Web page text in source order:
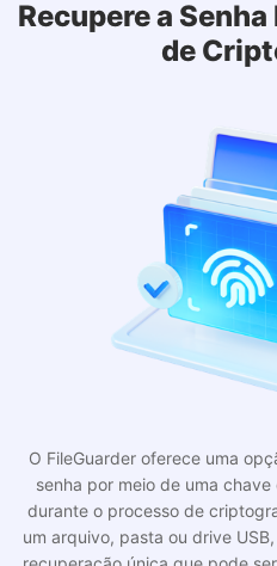
de
senha por meio de uma
durante o processo de
um arquivo, pasta ou drive
recuperação única que pode
para desbloquear seus dados